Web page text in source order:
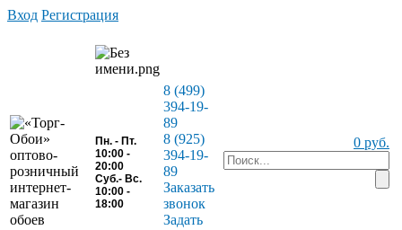
Вход Регистрация
Пн. - Пт.
10:00 -
20:00
Суб.- Вс.
10:00 -
18:00
8 (499)
394-19-
89
8 (925)
394-19-
89
Заказать
звонок
Задать
0 руб.